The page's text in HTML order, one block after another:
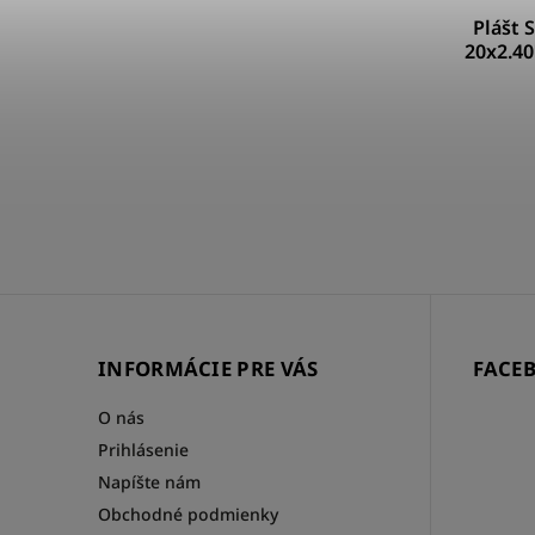
Plášt
INFORMÁCIE PRE VÁS
O nás
Prihlásenie
Napíšte nám
Obchodné podmienky